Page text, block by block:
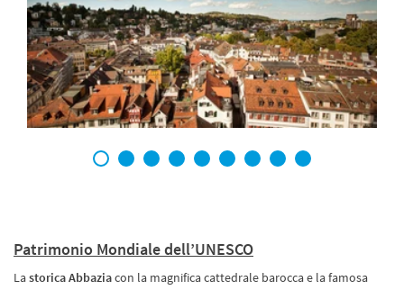
1 2 3 4 5 6 7 8 9
Patrimonio Mondiale dell’UNESCO
LastoricaAbbaziacon la magnifica cattedrale barocca e la famosa